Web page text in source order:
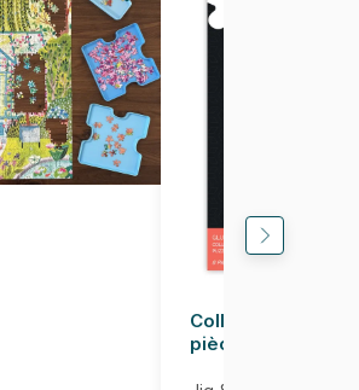
Colle pour Puzzle
pièces